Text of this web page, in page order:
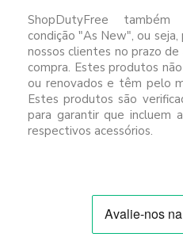
ShopDutyFree
condição "As New", ou
nossos clientes no prazo
compra. Estes produtos
ou renovados e têm pelo
Estes produtos são
para garantir que incluem
respectivos acessórios.